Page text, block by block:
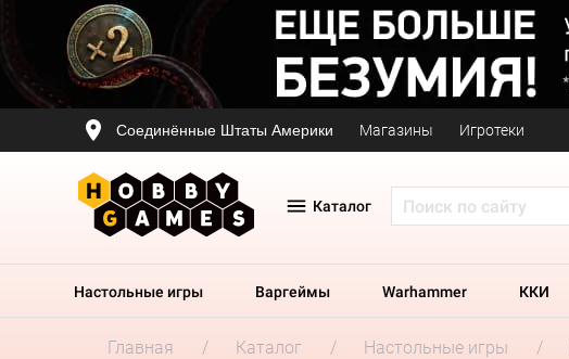
Соединённые Штаты Америки Магазины Игротеки
Каталог
Настольные игры Варгеймы Warhammer ККИ
Главная Каталог Настольные игры